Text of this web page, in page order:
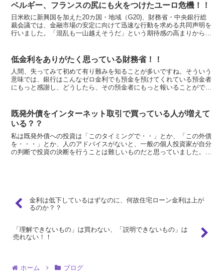
ベルギー、フランスの尻にも火をつけたユーロ危機！！
日米欧に新興国を加えた20カ国・地域（G20)、財務省・中央銀行総
裁会議では、金融市場の安定に向けて迅速な行動を求める共同声明を
行いました。「混乱も一山越えそうだ」という期待感の高まりから、
低金利をありがたく思っている財務省！！
人間、失ってみて初めて有り難みを知ることが多いですね。そういう
意味では、銀行はこんなゼロ金利でも預金を預けてくれている預金者
にもっと感謝し、どうしたら、その預金者にもっと報いることができ
既発外債をインターネット取引で買っている人が増えて
いる？？
私は既発外債への投資は「このタイミングで・・」とか、「この外債
を・・・」とか、人のアドバイスがないと、一般の個人投資家が自分
の判断で投資の決断を行うことは難しいものだと思っていました。
金利は低下しているはずなのに、何故住宅ローン金利は上が
るのか？？
「理解できないもの」は買わない、「説明できないもの」は
売れない！！
ホーム ブログ